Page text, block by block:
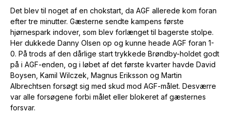
Det blev til noget af en chokstart, da AGF allerede kom foran
efter tre minutter. Gæsterne sendte kampens første
hjørnespark indover, som blev forlænget til bagerste stolpe.
Her dukkede Danny Olsen op og kunne heade AGF foran 1-
0. På trods af den dårlige start trykkede Brøndby-holdet godt
på i AGF-enden, og i løbet af det første kvarter havde David
Boysen, Kamil Wilczek, Magnus Eriksson og Martin
Albrechtsen forsøgt sig med skud mod AGF-målet. Desværre
var alle forsøgene forbi målet eller blokeret af gæsternes
forsvar.